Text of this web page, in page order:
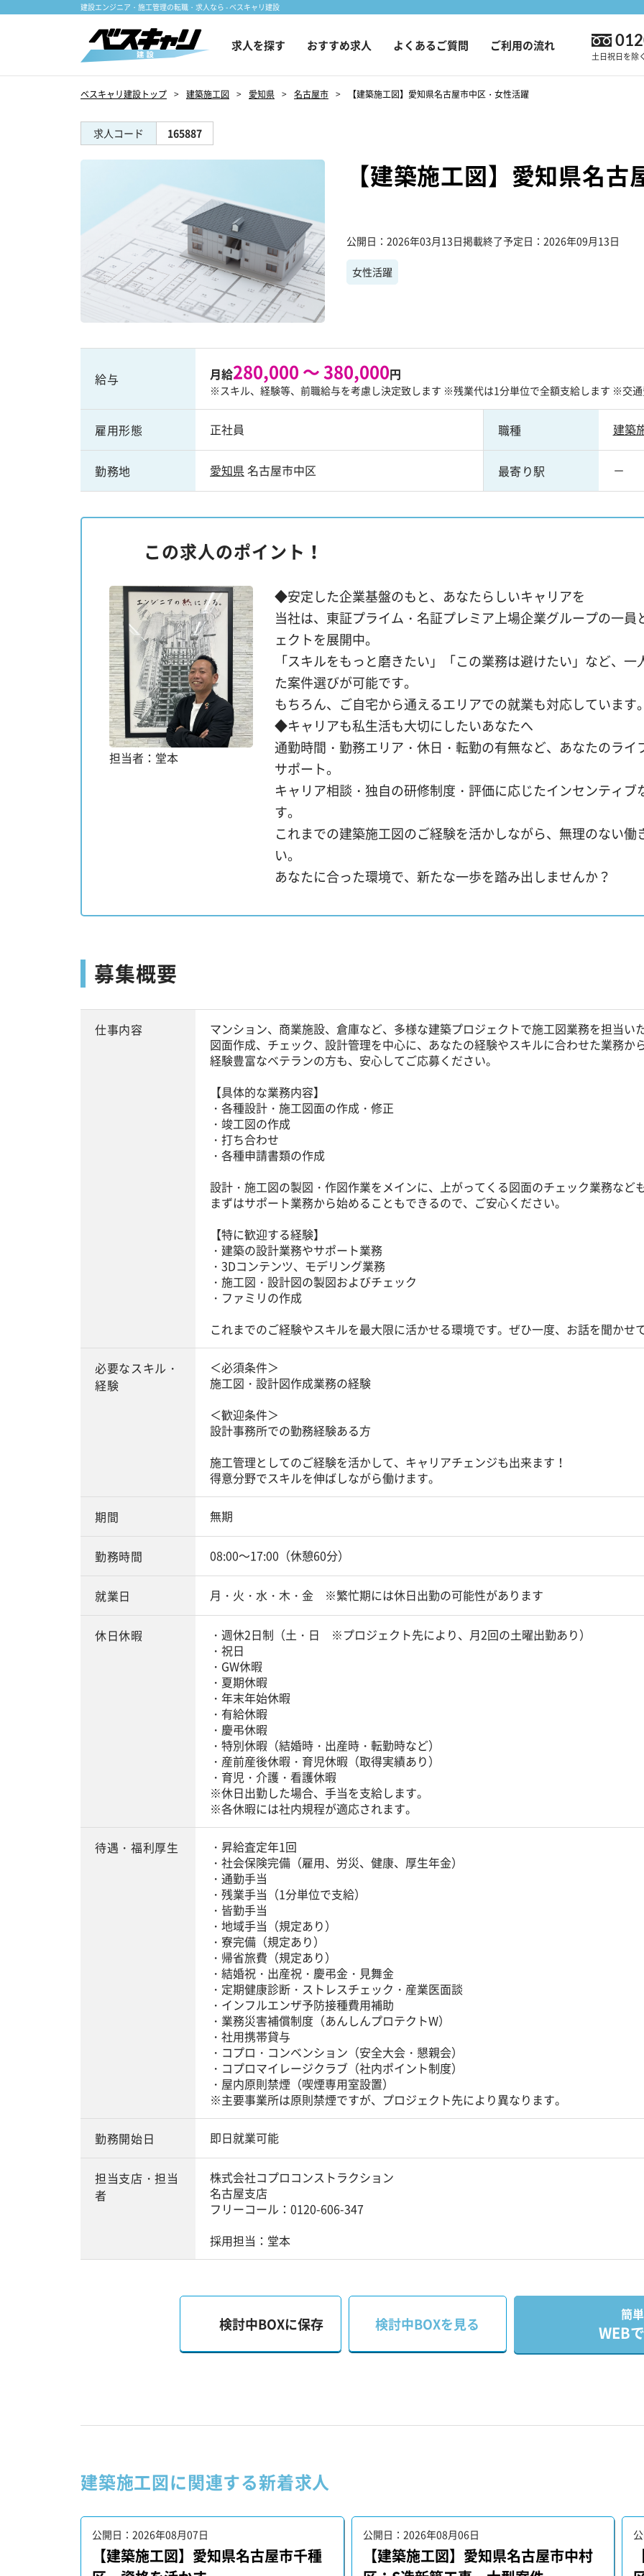
建設エンジニア・施工管理の転職・求人なら - ベスキャリ建設
求人を探す おすすめ求人 よくあるご質問 ご利用の流れ
土日祝日を除
ベスキャリ建設トップ 建築施工図 愛知県 名古屋市 【建築施工図】愛知県名古屋市中区・女性活躍
求人コード 165887
【建築施工図】愛知県名
公開日 2026年03月13日掲載終了予定日 2026年09月13日
女性活躍
給与 月給280,000 ～ 380,000円
※スキル、経験等、前職給与を考慮し決定致します ※残業代は1分単位で全額支給します ※交
雇用形態 正社員 職種 建築
勤務地 愛知県 名古屋市中区 最寄り駅 －
この求人のポイント！
◆安定した企業基盤のもと、あなたらしいキャリアを
当社は、東証プライム・名証プレミア上場企業グループの一
ェクトを展開中。
「スキルをもっと磨きたい」「この業務は避けたい」など、
た案件選びが可能です。
もちろん、ご自宅から通えるエリアでの就業も対応しています。
◆キャリアも私生活も大切にしたいあなたへ
通勤時間・勤務エリア・休日・転勤の有無など、あなたのラ
サポート。
キャリア相談・独自の研修制度・評価に応じたインセンティ
す。
これまでの建築施工図のご経験を活かしながら、無理のない
い。
あなたに合った環境で、新たな一歩を踏み出しませんか？
担当者：堂本
募集概要
仕事内容
マンション、商業施設、倉庫など、多様な建築プロジェクトで施工図業務を担当い
図面作成、チェック、設計管理を中心に、あなたの経験やスキルに合わせた業務か
経験豊富なベテランの方も、安心してご応募ください。
【具体的な業務内容】
・各種設計・施工図面の作成・修正
・竣工図の作成
・打ち合わせ
・各種申請書類の作成
設計・施工図の製図・作図作業をメインに、上がってくる図面のチェック業務など
まずはサポート業務から始めることもできるので、ご安心ください。
【特に歓迎する経験】
・建築の設計業務やサポート業務
・3Dコンテンツ、モデリング業務
・施工図・設計図の製図およびチェック
・ファミリの作成
これまでのご経験やスキルを最大限に活かせる環境です。ぜひ一度、お話を聞かせ
必要なスキル・
経験
＜必須条件＞
施工図・設計図作成業務の経験
＜歓迎条件＞
設計事務所での勤務経験ある方
施工管理としてのご経験を活かして、キャリアチェンジも出来ます！
得意分野でスキルを伸ばしながら働けます。
期間 無期
勤務時間 08:00～17:00（休憩60分）
就業日 月・火・水・木・金 ※繁忙期には休日出勤の可能性があります
休日休暇
・週休2日制（土・日 ※プロジェクト先により、月2回の土曜出勤あり）
・祝日
・GW休暇
・夏期休暇
・年末年始休暇
・有給休暇
・慶弔休暇
・特別休暇（結婚時・出産時・転勤時など）
・産前産後休暇・育児休暇（取得実績あり）
・育児・介護・看護休暇
※休日出勤した場合、手当を支給します。
※各休暇には社内規程が適応されます。
待遇・福利厚生
・昇給査定年1回
・社会保険完備（雇用、労災、健康、厚生年金）
・通勤手当
・残業手当（1分単位で支給）
・皆勤手当
・地域手当（規定あり）
・寮完備（規定あり）
・帰省旅費（規定あり）
・結婚祝・出産祝・慶弔金・見舞金
・定期健康診断・ストレスチェック・産業医面談
・インフルエンザ予防接種費用補助
・業務災害補償制度（あんしんプロテクトW）
・社用携帯貸与
・コプロ・コンベンション（安全大会・懇親会）
・コプロマイレージクラブ（社内ポイント制度）
・屋内原則禁煙（喫煙専用室設置）
※主要事業所は原則禁煙ですが、プロジェクト先により異なります。
勤務開始日 即日就業可能
担当支店・担当
者
株式会社コプロコンストラクション
名古屋支店
フリーコール：0120-606-347
採用担当：堂本
検討中BOXに保存 検討中BOXを見る
簡
WEB
建築施工図に関連する新着求人
公開日：2026年08月07日
【建築施工図】愛知県名古屋市千種
公開日：2026年08月06日
【建築施工図】愛知県名古屋市中村